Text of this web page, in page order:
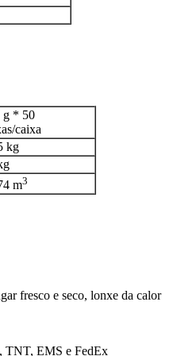
g * 50
caixa
kg
m3
fresco e seco, lonxe da calor
TNT, EMS e FedEx